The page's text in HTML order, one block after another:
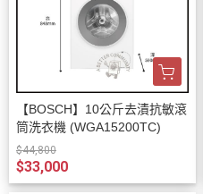
【BOSCH】10公斤去漬抗敏滾
筒洗衣機 (WGA15200TC)
$44,800
$33,000